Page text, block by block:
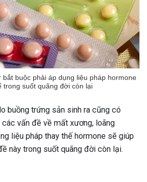
bắt buộc phải áp dụng liệu pháp hormone
trong suốt quãng đời còn lại
buồng trứng sản sinh ra cũng có
vấn đề về mất xương, loãng
liệu pháp thay thế hormone sẽ giúp
này trong suốt quãng đời còn lại.